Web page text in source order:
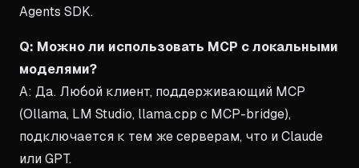
Agents SDK.
Q: Можно ли использовать MCP с локальными
моделями?
A: Да. Любой клиент, поддерживающий MCP
(Ollama, LM Studio, llama.cpp с MCP-bridge),
подключается к тем же серверам, что и Claude
или GPT.